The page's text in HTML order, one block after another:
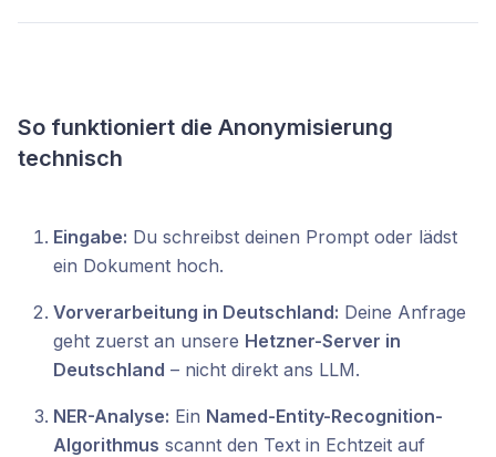
So funktioniert die Anonymisierung
technisch
Eingabe: Du schreibst deinen Prompt oder lädst
ein Dokument hoch.
Vorverarbeitung in Deutschland: Deine Anfrage
geht zuerst an unsere Hetzner-Server in
Deutschland – nicht direkt ans LLM.
NER-Analyse: Ein Named-Entity-Recognition-
Algorithmus scannt den Text in Echtzeit auf